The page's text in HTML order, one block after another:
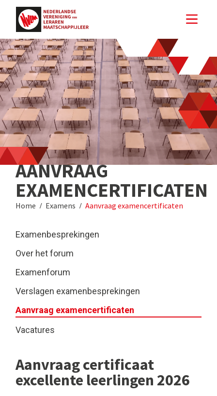
AANVRAAG
EXAMENCERTIFICATEN
Home Examens Aanvraag examencertificaten
Examenbesprekingen
Over het forum
Examenforum
Verslagen examenbesprekingen
Aanvraag examencertificaten
Vacatures
Aanvraag certificaat
excellente leerlingen 2026